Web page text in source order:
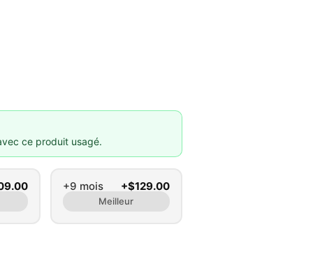
ce produit usagé.
+9 mois +$129.00
Meilleur